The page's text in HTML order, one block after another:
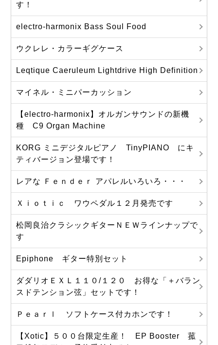
す！
electro-harmonix Bass Soul Food
ウクレレ・カラーギグケース
Leqtique Caeruleum Lightdrive High Definition
マイネル・ミニパーカッション
【electro-harmonix】オルガンサウンドの新機
種 C9 Organ Machine
KORG ミニデジタルピアノ TinyPIANO にキ
ティバージョン登場です！
レアな Ｆｅｎｄｅｒ アパレルいろいろ・・・
Ｘｉｏｔｉｃ ワウペダル１２月発売です
松岡良治クラシックギターＮＥＷラインナップで
す
Epiphone ギター特別セット
ダダリオＥＸＬ１１０/１２０ お得な「＋バラン
スドテンション弦」セットです！
Ｐｅａｒｌ ソフトケース付カホンです！
【Xotic】５００台限定生産！ EP Booster 菰